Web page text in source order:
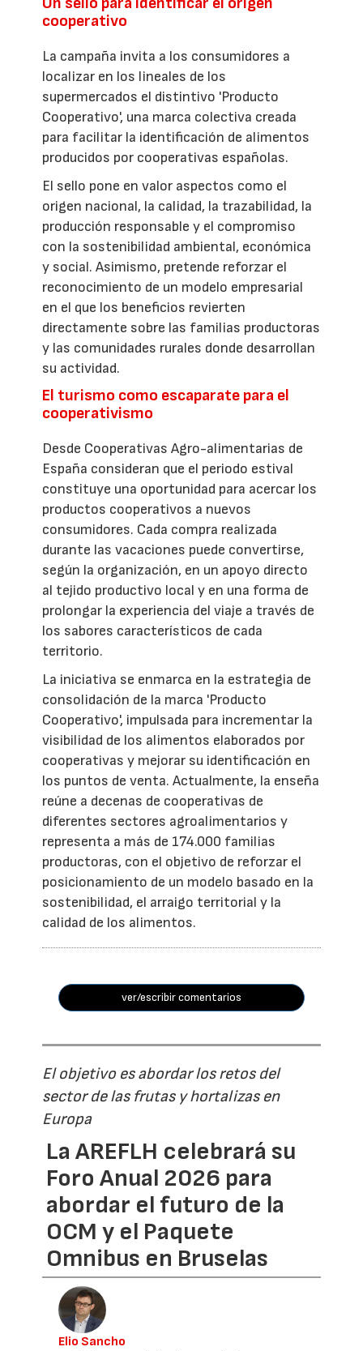
cooperativo
La campaña invita a los consumidores a
localizar en los lineales de los
supermercados el distintivo 'Producto
Cooperativo', una marca colectiva creada
para facilitar la identificación de alimentos
producidos por cooperativas españolas.
El sello pone en valor aspectos como el
origen nacional, la calidad, la trazabilidad, la
producción responsable y el compromiso
con la sostenibilidad ambiental, económica
y social. Asimismo, pretende reforzar el
reconocimiento de un modelo empresarial
en el que los beneficios revierten
directamente sobre las familias productoras
y las comunidades rurales donde desarrollan
su actividad.
El turismo como escaparate para el
cooperativismo
Desde Cooperativas Agro-alimentarias de
España consideran que el periodo estival
constituye una oportunidad para acercar los
productos cooperativos a nuevos
consumidores. Cada compra realizada
durante las vacaciones puede convertirse,
según la organización, en un apoyo directo
al tejido productivo local y en una forma de
prolongar la experiencia del viaje a través de
los sabores característicos de cada
territorio.
La iniciativa se enmarca en la estrategia de
consolidación de la marca 'Producto
Cooperativo', impulsada para incrementar la
visibilidad de los alimentos elaborados por
cooperativas y mejorar su identificación en
los puntos de venta. Actualmente, la enseña
reúne a decenas de cooperativas de
diferentes sectores agroalimentarios y
representa a más de 174.000 familias
productoras, con el objetivo de reforzar el
posicionamiento de un modelo basado en la
sostenibilidad, el arraigo territorial y la
calidad de los alimentos.
ver/escribir comentarios
El objetivo es abordar los retos del
sector de las frutas y hortalizas en
Europa
La AREFLH celebrará su
Foro Anual 2026 para
abordar el futuro de la
OCM y el Paquete
Omnibus en Bruselas
Elio Sancho